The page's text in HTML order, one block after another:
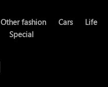
Other fashion Cars
Life
Special